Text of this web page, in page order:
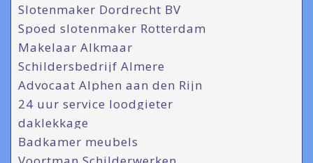
Slotenmaker Dordrecht BV
Spoed slotenmaker Rotterdam
Makelaar Alkmaar
Schildersbedrijf Almere
Advocaat Alphen aan den Rijn
24 uur service loodgieter
daklekkage
Badkamer meubels